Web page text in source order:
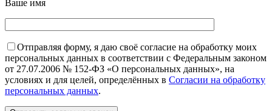
Ваше имя
Отправляя форму, я даю своё согласие на обработку моих
персональных данных в соответствии с Федеральным законом
от 27.07.2006 № 152-ФЗ «О персональных данных», на
условиях и для целей, определённых в Согласии на обработку
персональных данных.